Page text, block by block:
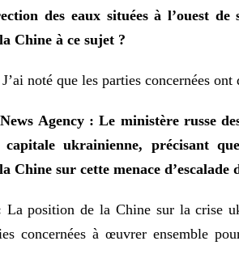
des eaux situées à l’ouest
Chine à ce sujet ?
J’ai noté que les parties concernées
Agency : Le ministère russe
ukrainienne, précisant
Chine sur cette menace
La position de la Chine sur la crise
concernées à œuvrer ensemble